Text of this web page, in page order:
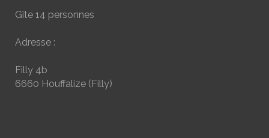
Gîte 14 personnes
Adresse :
Filly 4b
6660 Houffalize (Filly)